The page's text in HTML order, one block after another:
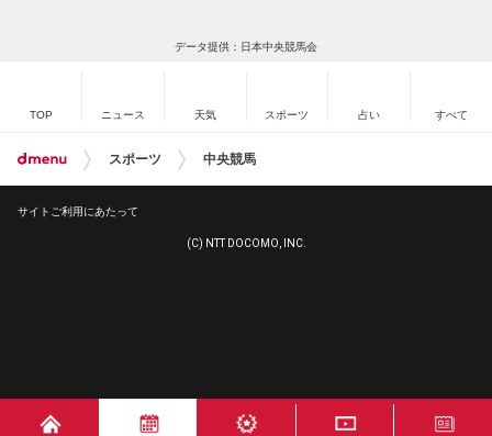
データ提供：日本中央競馬会
TOP ニュース 天気 スポーツ 占い すべて
スポーツ 中央競馬
サイトご利用にあたって
(C) NTT DOCOMO, INC.